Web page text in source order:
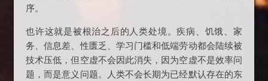
序。
也许这就是被根治之后的人类处境。疾病、饥饿、家
务、信息差、性匮乏、学习门槛和低端劳动都会陆续被
技术压低，但空虚不会因此消失，因为空虚不是效率问
题，而是意义问题。人类不会长期为已经默认存在的东